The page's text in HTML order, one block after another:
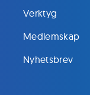
Verktyg
Medlemskap
Nyhetsbrev